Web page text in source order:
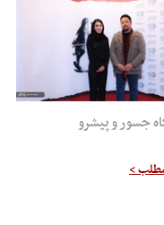
جسور و پیشرو
>